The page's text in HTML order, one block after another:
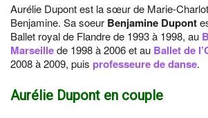
Aurélie Dupont est la sœur de Marie-
Benjamine. Sa soeur Benjamine Dupont
Ballet royal de Flandre de 1993 à 1998, au
Marseillede 1998 à 2006 et au Ballet de
2008 à 2009, puis professeure de danse.
Aurélie Dupont en couple